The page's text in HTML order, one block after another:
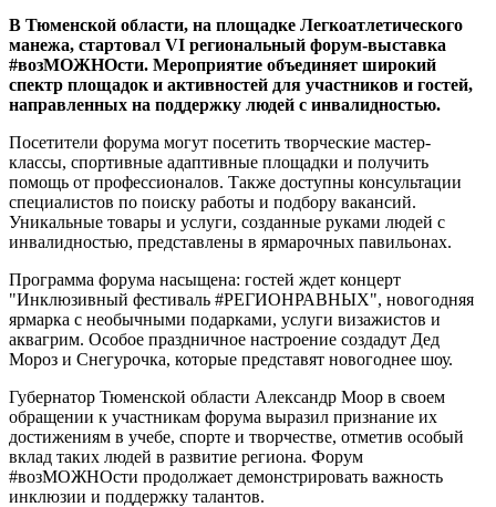
В Тюменской области, на площадке Легкоатлетического
манежа, стартовал VI региональный форум-выставка
#возМОЖНОсти. Мероприятие объединяет широкий
спектр площадок и активностей для участников и гостей,
направленных на поддержку людей с инвалидностью.
Посетители форума могут посетить творческие мастер-
классы, спортивные адаптивные площадки и получить
помощь от профессионалов. Также доступны консультации
специалистов по поиску работы и подбору вакансий.
Уникальные товары и услуги, созданные руками людей с
инвалидностью, представлены в ярмарочных павильонах.
Программа форума насыщена: гостей ждет концерт
"Инклюзивный фестиваль #РЕГИОНРАВНЫХ", новогодняя
ярмарка с необычными подарками, услуги визажистов и
аквагрим. Особое праздничное настроение создадут Дед
Мороз и Снегурочка, которые представят новогоднее шоу.
Губернатор Тюменской области Александр Моор в своем
обращении к участникам форума выразил признание их
достижениям в учебе, спорте и творчестве, отметив особый
вклад таких людей в развитие региона. Форум
#возМОЖНОсти продолжает демонстрировать важность
инклюзии и поддержку талантов.